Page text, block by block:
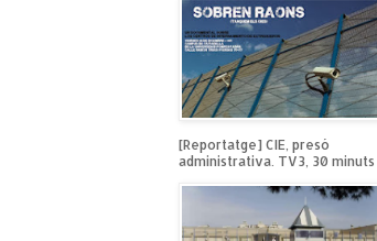
[Reportatge] CIE, presó
administrativa. TV3, 30 minuts